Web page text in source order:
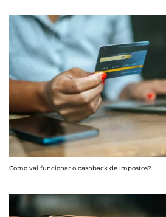
Como vai funcionar o cashback de impostos?